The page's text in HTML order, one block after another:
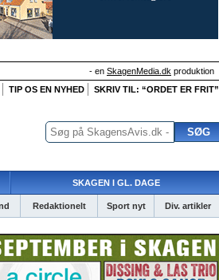
- en SkagenMedia.dk produktion
TIP OS EN NYHED SKRIV TIL: “ORDET ER FRIT”
SKAGEN I GL. DAGE
Redaktionelt Sport nyt Div. artikler